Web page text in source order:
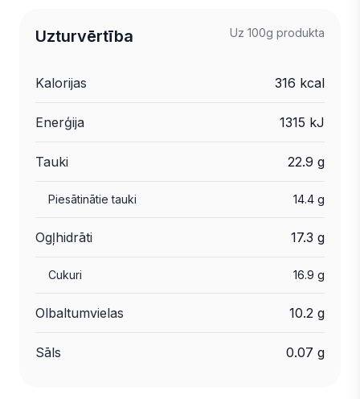
Uzturvērtība Uz 100g produkta
Kalorijas 316 kcal
Enerģija 1315 kJ
Tauki 22.9 g
Piesātinātie tauki 14.4 g
Ogļhidrāti 17.3 g
Cukuri 16.9 g
Olbaltumvielas 10.2 g
Sāls 0.07 g